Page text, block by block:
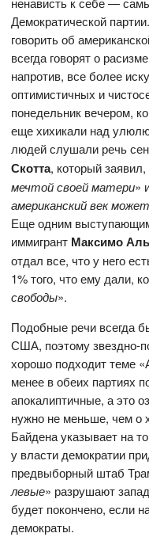
Демократической
говорить об
всегда говорят о
напротив, все более
оптимистичных и
понедельник вечером,
еще хихикали над
людей слушали речь
Скотта, который заявил,
мечтой своей матери»
американский век
Еще одним
иммигрант Максимо
отдал все, что у него
1% того, что ему дали,
свободы».
Подобные речи всегда
США, поэтому звездно-
хорошо подходит теме
менее в обеих партиях
апокалиптичные, а это
нужно не меньше, чем
Байдена указывает на
у власти демократии
предвыборный штаб
левые» разрушают
будет покончено, если
демократы.